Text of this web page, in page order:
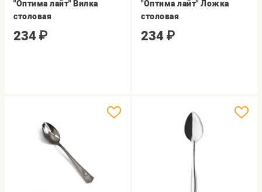
"Оптима лайт" Вилка
столовая
234 ₽
"Оптима лайт" Ложка
столовая
234 ₽